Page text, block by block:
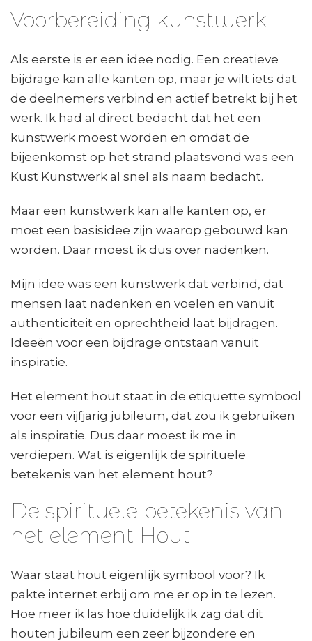
Voorbereiding kunstwerk
Als eerste is er een idee nodig. Een creatieve
bijdrage kan alle kanten op, maar je wilt iets dat
de deelnemers verbind en actief betrekt bij het
werk. Ik had al direct bedacht dat het een
kunstwerk moest worden en omdat de
bijeenkomst op het strand plaatsvond was een
Kust Kunstwerk al snel als naam bedacht.
Maar een kunstwerk kan alle kanten op, er
moet een basisidee zijn waarop gebouwd kan
worden. Daar moest ik dus over nadenken.
Mijn idee was een kunstwerk dat verbind, dat
mensen laat nadenken en voelen en vanuit
authenticiteit en oprechtheid laat bijdragen.
Ideeën voor een bijdrage ontstaan vanuit
inspiratie.
Het element hout staat in de etiquette symbool
voor een vijfjarig jubileum, dat zou ik gebruiken
als inspiratie. Dus daar moest ik me in
verdiepen. Wat is eigenlijk de spirituele
betekenis van het element hout?
De spirituele betekenis van
het element Hout
Waar staat hout eigenlijk symbool voor? Ik
pakte internet erbij om me er op in te lezen.
Hoe meer ik las hoe duidelijk ik zag dat dit
houten jubileum een zeer bijzondere en